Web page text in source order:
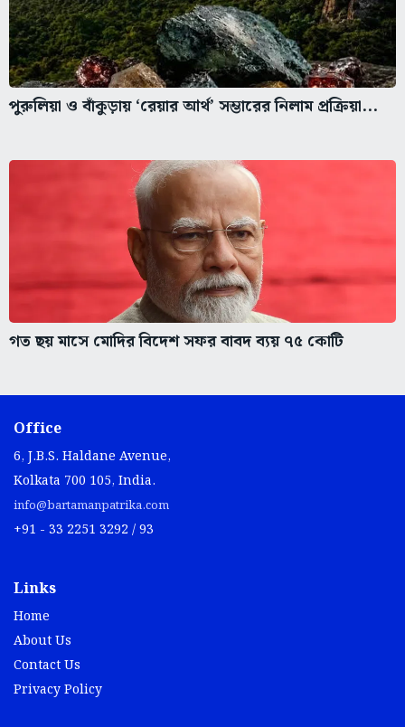
পুরুলিয়া ও বাঁকুড়ায় ‘রেয়ার আর্থ’ সম্ভারের নিলাম প্রক্রিয়া...
গত ছয় মাসে মোদির বিদেশ সফর বাবদ ব্যয় ৭৫ কোটি
Office
6, J.B.S. Haldane Avenue,
Kolkata 700 105, India.
info@bartamanpatrika.com
+91 - 33 2251 3292 / 93
Links
Home
About Us
Contact Us
Privacy Policy